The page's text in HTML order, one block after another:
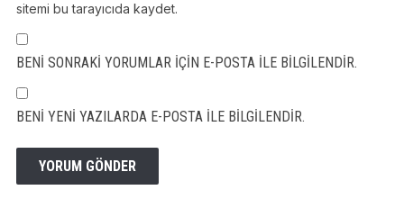
sitemi bu tarayıcıda kaydet.
BENI SONRAKI YORUMLAR IÇIN E-POSTA ILE BILGILENDIR.
BENI YENI YAZILARDA E-POSTA ILE BILGILENDIR.